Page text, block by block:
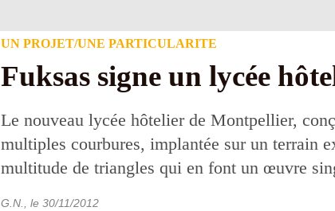
UN PROJET/UNE PARTICULARITE
Fuksas signe un lycée
Le nouveau lycée hôtelier de Montpellier,
multiples courbures, implantée sur un terrain
multitude de triangles qui en font un œuvre
G.N. , le 30/11/2012